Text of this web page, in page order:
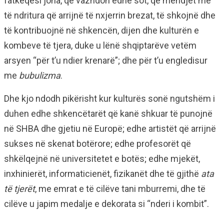
të ndritura që arrijnë të nxjerrin brezat, të shkojnë dhe
të kontribuojnë në shkencën, dijen dhe kulturën e
kombeve të tjera, duke u lënë shqiptarëve vetëm
arsyen “për t’u ndier krenarë”; dhe për t’u engledisur
me bubulizma.
Dhe kjo ndodh pikërisht kur kulturës sonë ngutshëm i
duhen edhe shkencëtarët që kanë shkuar të punojnë
në SHBA dhe gjetiu në Europë; edhe artistët që arrijnë
sukses në skenat botërore; edhe profesorët që
shkëlqejnë në universitetet e botës; edhe mjekët,
inxhinierët, informaticienët, fizikanët dhe të gjithë ata
të tjerët, me emrat e të cilëve tani mburremi, dhe të
cilëve u japim medalje e dekorata si “nderi i kombit”.